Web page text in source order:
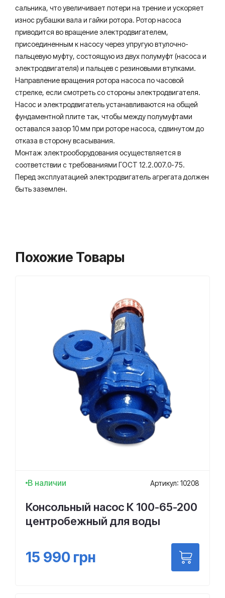
сальника, что увеличивает потери на трение и ускоряет
износ рубашки вала и гайки ротора. Ротор насоса
приводится во вращение электродвигателем,
присоединенным к насосу через упругую втулочно-
пальцевую муфту, состоящую из двух полумуфт (насоса и
электродвигателя) и пальцев с резиновыми втулками.
Направление вращения ротора насоса по часовой
стрелке, если смотреть со стороны электродвигателя.
Насос и электродвигатель устанавливаются на общей
фундаментной плите так, чтобы между полумуфтами
оставался зазор 10 мм при роторе насоса, сдвинутом до
отказа в сторону всасывания.
Монтаж электрооборудования осуществляется в
соответствии с требованиями ГОСТ 12.2.007.0-75.
Перед эксплуатацией электродвигатель агрегата должен
быть заземлен.
Похожие Товары
В наличии Артикул: 10208
Консольный насос К 100-65-200
центробежный для воды
15 990 грн